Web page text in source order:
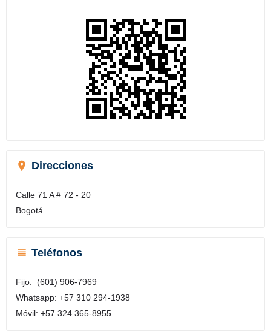
Direcciones
Calle 71 A # 72 - 20
Bogotá
Teléfonos
Fijo: (601) 906-7969
Whatsapp: +57 310 294-1938
Móvil: +57 324 365-8955